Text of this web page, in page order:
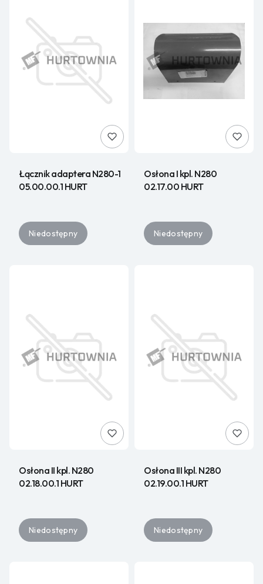
Łącznik adaptera N280-1
05.00.00.1 HURT
Niedostępny
Osłona I kpl. N280
02.17.00 HURT
Niedostępny
Osłona II kpl. N280
02.18.00.1 HURT
Niedostępny
Osłona III kpl. N280
02.19.00.1 HURT
Niedostępny